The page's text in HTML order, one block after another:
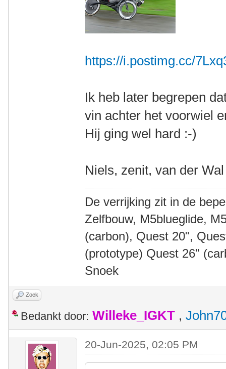
https://i.postimg.cc/
Ik heb later begrepen
vin achter het voorwiel
Hij ging wel hard :-)
Niels, zenit, van der Wal
De verrijking zit in de
Zelfbouw, M5blueglide,
(carbon), Quest 20",
(prototype) Quest 26"
Snoek
Zoek
Bedankt door: Willeke_IGKT ,
20-Jun-2025, 02:05 PM